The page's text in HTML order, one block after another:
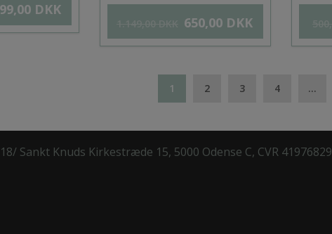
DKK
650,00 DKK
1 2 3 4 …
Sankt Knuds Kirkestræde 15, 5000 Odense C, CVR 41976829